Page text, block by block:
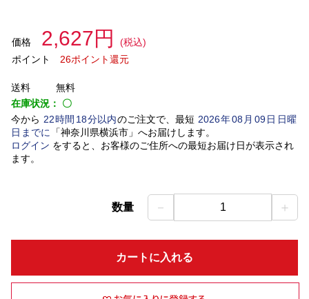
価格 2,627円
(税込)
ポイント
26ポイント還元
送料
無料
在庫状況： 〇
今から 22時間 18分以内のご注文で、最短 2026年08 月 09日日曜
日 までに 「神奈川県横浜市」 へお届けします。
ログイン をすると、お客様のご住所への最短お届け日が表示され
ます。
数量 － 1 ＋
カートに入れる